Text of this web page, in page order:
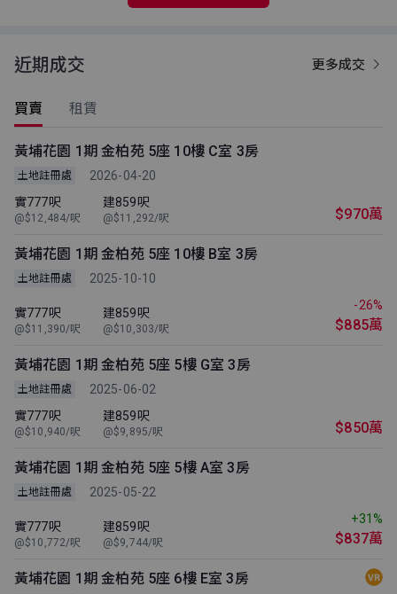
近期成交 更多成交
買賣 租賃
黃埔花園 1期 金柏苑 5座 10樓 C室 3房
土地註冊處
2026-04-20
實777呎
@$12,484/呎
建859呎
@$11,292/呎 $970萬
黃埔花園 1期 金柏苑 5座 10樓 B室 3房
土地註冊處 2025-10-10
實777呎
@$11,390/呎
建859呎
@$10,303/呎
-26%
$885萬
黃埔花園 1期 金柏苑 5座 5樓 G室 3房
土地註冊處
2025-06-02
實777呎
@$10,940/呎
建859呎
@$9,895/呎 $850萬
黃埔花園 1期 金柏苑 5座 5樓 A室 3房
土地註冊處 2025-05-22
實777呎
@$10,772/呎
建859呎
@$9,744/呎
+31%
$837萬
黃埔花園 1期 金柏苑 5座 6樓 E室 3房